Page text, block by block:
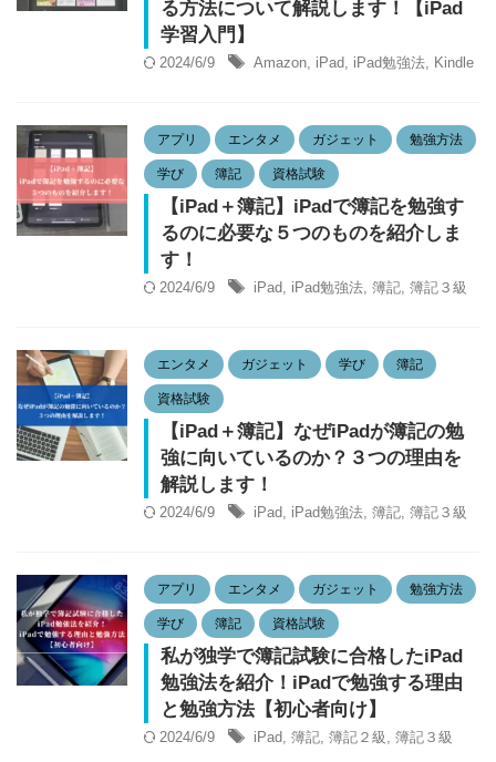
る方法について解説します！【iPad
学習入門】
2024/6/9 Amazon, iPad, iPad勉強法, Kindle
アプリ エンタメ ガジェット 勉強方法
学び 簿記 資格試験
【iPad＋簿記】iPadで簿記を勉強す
るのに必要な５つのものを紹介しま
す！
2024/6/9 iPad, iPad勉強法, 簿記, 簿記３級
エンタメ ガジェット 学び 簿記
資格試験
【iPad＋簿記】なぜiPadが簿記の勉
強に向いているのか？３つの理由を
解説します！
2024/6/9 iPad, iPad勉強法, 簿記, 簿記３級
アプリ エンタメ ガジェット 勉強方法
学び 簿記 資格試験
私が独学で簿記試験に合格したiPad
勉強法を紹介！iPadで勉強する理由
と勉強方法【初心者向け】
2024/6/9 iPad, 簿記, 簿記２級 , 簿記３級